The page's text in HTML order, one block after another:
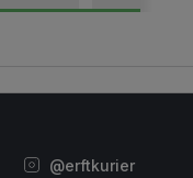
@erftkurier